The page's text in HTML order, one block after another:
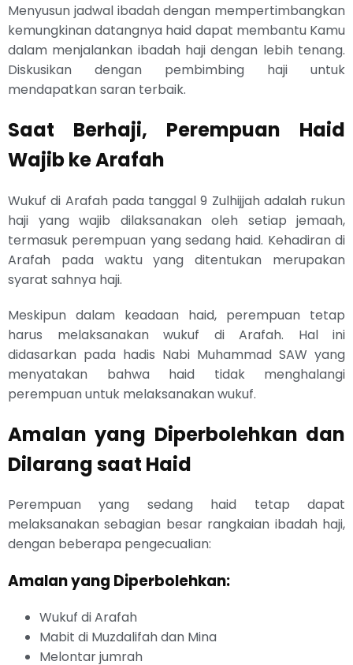
Menyusun jadwal ibadah dengan mempertimbangkan
kemungkinan datangnya haid dapat membantu Kamu
dalam menjalankan ibadah haji dengan lebih tenang.
Diskusikan dengan pembimbing haji untuk
mendapatkan saran terbaik.
Saat Berhaji, Perempuan Haid
Wajib ke Arafah
Wukuf di Arafah pada tanggal 9 Zulhijjah adalah rukun
haji yang wajib dilaksanakan oleh setiap jemaah,
termasuk perempuan yang sedang haid. Kehadiran di
Arafah pada waktu yang ditentukan merupakan
syarat sahnya haji.
Meskipun dalam keadaan haid, perempuan tetap
harus melaksanakan wukuf di Arafah. Hal ini
didasarkan pada hadis Nabi Muhammad SAW yang
menyatakan bahwa haid tidak menghalangi
perempuan untuk melaksanakan wukuf.
Amalan yang Diperbolehkan dan
Dilarang saat Haid
Perempuan yang sedang haid tetap dapat
melaksanakan sebagian besar rangkaian ibadah haji,
dengan beberapa pengecualian:
Amalan yang Diperbolehkan:
Wukuf di Arafah
Mabit di Muzdalifah dan Mina
Melontar jumrah